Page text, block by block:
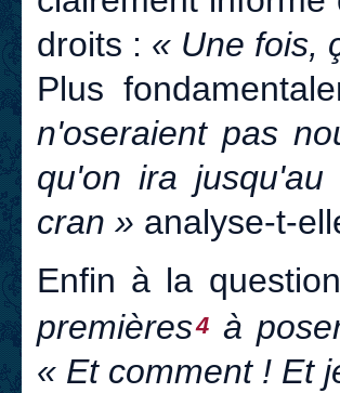
droits : « Une fois,
Plus
n'oseraient pas
qu'on ira
cran » analyse-t-
Enfin à la
premières4à
« Et comment ! Et